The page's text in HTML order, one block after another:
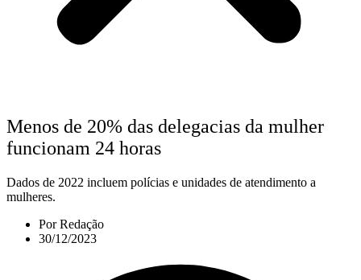
Menos de 20% das delegacias da mulher
funcionam 24 horas
Dados de 2022 incluem polícias e unidades de atendimento a
mulheres.
PorRedação
30/12/2023